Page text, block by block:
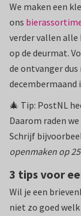
We maken een
ons
verder vallen
op de deurmat.
de ontvanger
decembermaand
🎄 Tip: PostNL
Daarom raden
Schrijf
openmaken op
3 tips voor
Wil je een
niet zo goed